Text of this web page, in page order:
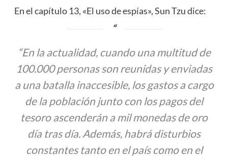
En el capítulo 13, «El uso de espías», Sun Tzu dice:
“En la actualidad, cuando una multitud de
100.000 personas son reunidas y enviadas
a una batalla inaccesible, los gastos a cargo
de la población junto con los pagos del
tesoro ascenderán a mil monedas de oro
día tras día. Además, habrá disturbios
constantes tanto en el país como en el